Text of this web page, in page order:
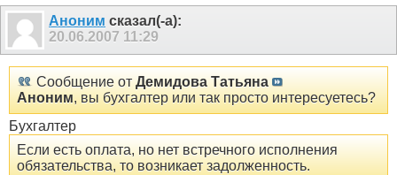
Аноним сказал(-а):
20.06.2007 11:29
Сообщение от Демидова Татьяна
Аноним, вы бухгалтер или так просто интересуетесь?
Бухгалтер
Если есть оплата, но нет встречного исполнения
обязательства, то возникает задолженность.